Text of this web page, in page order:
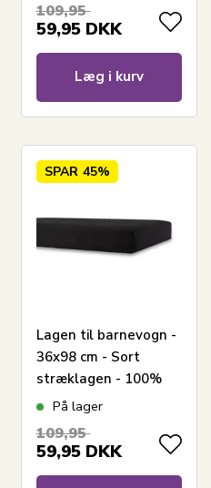
til barnevognsmadras
109,95
59,95 DKK
Læg i kurv
SPAR 45%
Lagen til barnevogn -
36x98 cm - Sort
stræklagen - 100%
Bomuld - Faconlagen
På lager
109,95
59,95 DKK